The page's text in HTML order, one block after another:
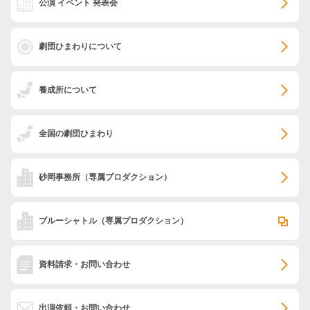
公演 イベント 発表会
劇団ひまわりについて
養成所について
全国の劇団ひまわり
砂岡事務所 （専属プロダクション）
ブルーシャトル（専属プロダクション）
資料請求・お問い合わせ